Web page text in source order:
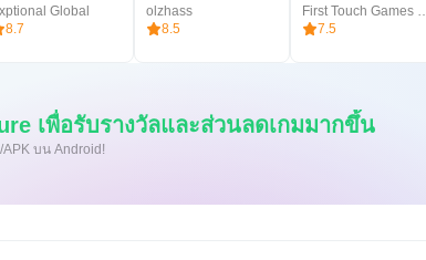
Global
8.7
olzhass
8.5
First Touch
7.5
เพื่อรับรางวัลและส่วนลดเกมมากขึ้น
บน Android!